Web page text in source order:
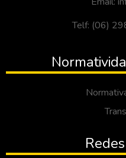
Telf: (06)